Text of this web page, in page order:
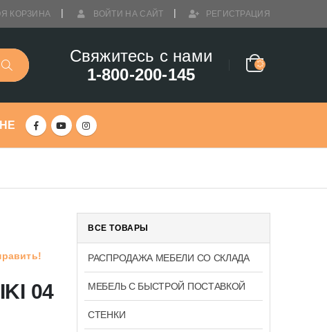
КОРЗИНА ВОЙТИ НА САЙТ РЕГИСТРАЦИЯ
Свяжитесь с нами
1-800-200-145
HE
04
ВСЕ ТОВАРЫ
РАСПРОДАЖА МЕБЕЛИ СО СКЛАДА
МЕБЕЛЬ С БЫСТРОЙ ПОСТАВКОЙ
СТЕНКИ